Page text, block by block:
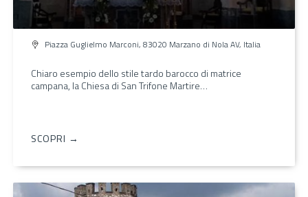
Piazza Guglielmo Marconi, 83020 Marzano di Nola AV, Italia
Chiaro esempio dello stile tardo barocco di matrice
campana, la Chiesa di San Trifone Martire…
SCOPRI →